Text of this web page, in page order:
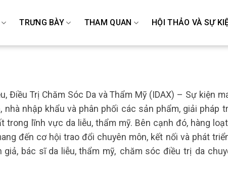
TRƯNG BÀY THAM QUAN HỘI THẢO VÀ SỰ
Điều Trị Chăm Sóc Da và Thẩm Mỹ (IDAX) – Sự kiện
, nhà nhập khẩu và phân phối các sản phẩm, giải pháp
trong lĩnh vực da liễu, thẩm mỹ. Bên cạnh đó, hàng loạt
đến cơ hội trao đổi chuyên môn, kết nối và phát
giả, bác sĩda liễu,thẩm mỹ, chăm sóc điều trị da